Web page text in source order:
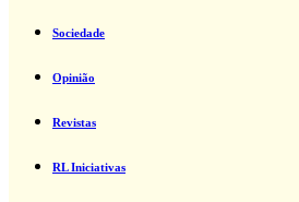
Sociedade
Opinião
Revistas
RL Iniciativas